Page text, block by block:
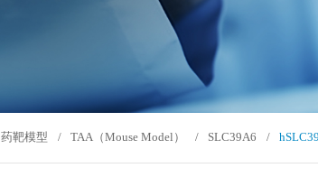
药靶模型 / TAA（Mouse Model） / SLC39A6 /